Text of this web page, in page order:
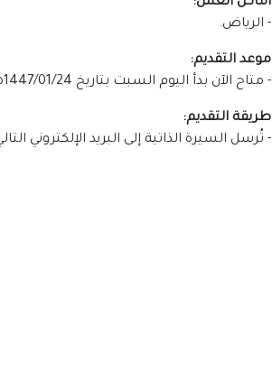
- الرياض.
موعد التقديم:
- متاح الآن بدأ اليوم السبت بتاريخ 1447/01/24هـ الموافق 2025/07/19م.
طريقة التقديم:
- تُرسل السيرة الذاتية إلى البريد الإلكتروني